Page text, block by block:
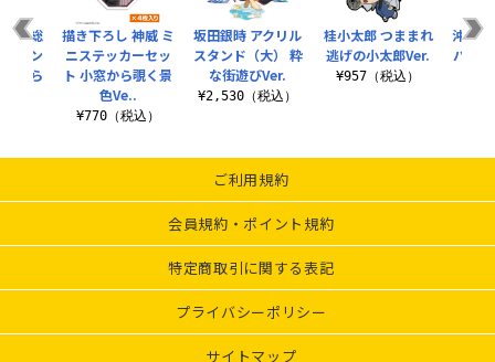
坂田銀時 アクリル
スタンド（大） 粋
な街遊びVer.
¥2,530（税込）
桂小太郎 つままれ
逃げの小太郎Ver.
¥957（税込）
沖田
バッ
田総
ハン
から
描き下ろし 神威 ミ
ニステッカーセッ
ト 小窓から覗く景
色Ve..
¥770（税込）
ご利用規約
会員規約・ポイント規約
特定商取引に関する表記
プライバシーポリシー
サイトマップ